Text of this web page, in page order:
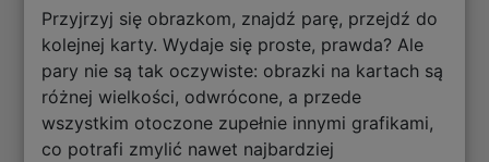
Przyjrzyj się obrazkom, znajdź parę, przejdź do
kolejnej karty. Wydaje się proste, prawda? Ale
pary nie są tak oczywiste: obrazki na kartach są
różnej wielkości, odwrócone, a przede
wszystkim otoczone zupełnie innymi grafikami,
co potrafi zmylić nawet najbardziej